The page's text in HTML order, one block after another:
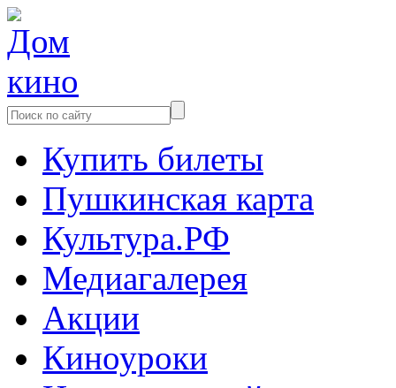
Купить билеты
Пушкинская карта
Культура.РФ
Медиагалерея
Акции
Киноуроки